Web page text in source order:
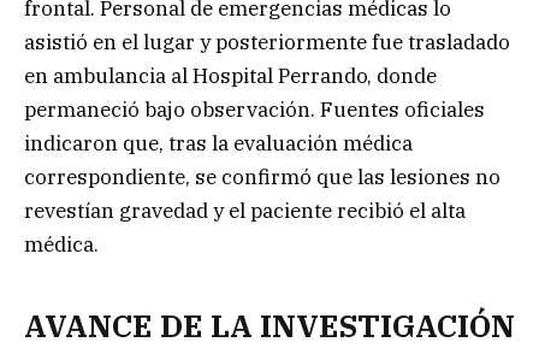
frontal. Personal de emergencias médicas lo
asistió en el lugar y posteriormente fue trasladado
en ambulancia al Hospital Perrando, donde
permaneció bajo observación. Fuentes oficiales
indicaron que, tras la evaluación médica
correspondiente, se confirmó que las lesiones no
revestían gravedad y el paciente recibió el alta
médica.
AVANCE DE LA INVESTIGACIÓN